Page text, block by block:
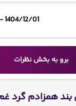
1404/12/01 - ۱۷:۴۵
برو به بخش نظرات
بند همزادم گرد